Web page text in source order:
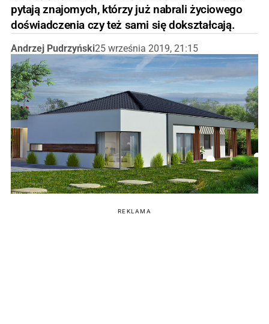
pytają znajomych, którzy już nabrali życiowego
doświadczenia czy też sami się dokształcają.
Andrzej Pudrzyński25 września 2019, 21:15
REKLAMA